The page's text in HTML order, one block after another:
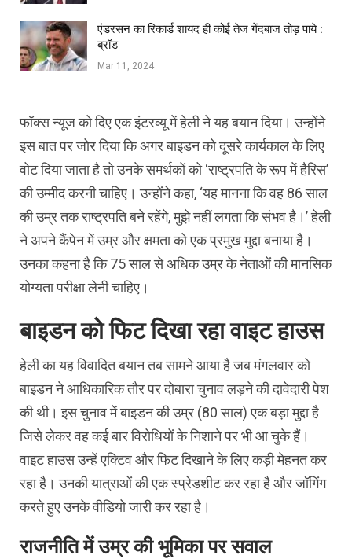
एंडरसन का रिकार्ड शायद ही कोई तेज गेंदबाज तोड़ पाये :
ब्रॉड
Mar 11, 2024
फॉक्स न्यूज को दिए एक इंटरव्यू में हेली ने यह बयान दिया। उन्होंने
इस बात पर जोर दिया कि अगर बाइडन को दूसरे कार्यकाल के लिए
वोट दिया जाता है तो उनके समर्थकों को ‘राष्ट्रपति के रूप में हैरिस’
की उम्मीद करनी चाहिए। उन्होंने कहा, ‘यह मानना कि वह 86 साल
की उम्र तक राष्ट्रपति बने रहेंगे, मुझे नहीं लगता कि संभव है।’ हेली
ने अपने कैंपेन में उम्र और क्षमता को एक प्रमुख मुद्दा बनाया है।
उनका कहना है कि 75 साल से अधिक उम्र के नेताओं की मानसिक
योग्यता परीक्षा लेनी चाहिए।
बाइडन को फिट दिखा रहा वाइट हाउस
हेली का यह विवादित बयान तब सामने आया है जब मंगलवार को
बाइडन ने आधिकारिक तौर पर दोबारा चुनाव लड़ने की दावेदारी पेश
की थी। इस चुनाव में बाइडन की उम्र (80 साल) एक बड़ा मुद्दा है
जिसे लेकर वह कई बार विरोधियों के निशाने पर भी आ चुके हैं।
वाइट हाउस उन्हें एक्टिव और फिट दिखाने के लिए कड़ी मेहनत कर
रहा है। उनकी यात्राओं की एक स्प्रेडशीट कर रहा है और जॉगिंग
करते हुए उनके वीडियो जारी कर रहा है।
राजनीति में उम्र की भूमिका पर सवाल